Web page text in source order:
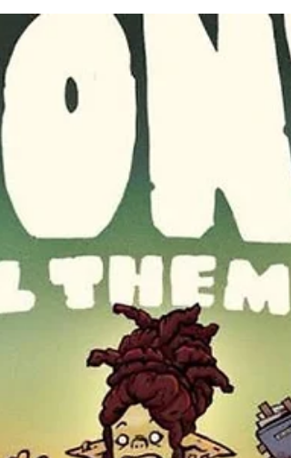
2
Disponible en 2026, The Sinking City 2 est
suite du célèbre jeu de Frogwares, sorti en
2019 sur consoles et PC. Dans cette
aventure se déroulant lors des Années
on va devoir partir explorer Arkham en
Nouvelle-Angleterre, afin de trouver un
moyen de réveiller notre femme. Et après
une petite heure à naviguer dans l’horreur
cette ville portuaire, il est temps pour nous
de dévoiler nos premières impressions sur
cette suite qui s’annonce totalement folle.